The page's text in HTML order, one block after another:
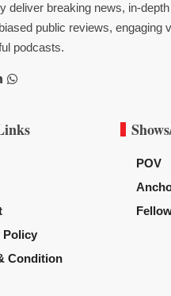
deliver breaking news, in-
public reviews, engaging
podcasts.
Policy
Condition
POV